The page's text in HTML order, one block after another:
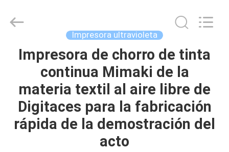
INICIO
PRODUCTOS
VIDEOS
Digital
Supplier
Reserved.
Impresora ultravioleta
Impresora de chorro de tinta
continua Mimaki de la
materia textil al aire libre de
Digitaces para la fabricación
rápida de la demostración del
acto